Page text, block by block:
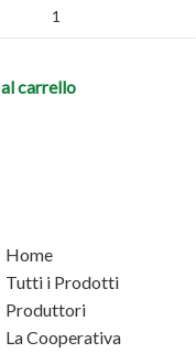
carrello
Home
Tutti i Prodotti
Produttori
La Cooperativa